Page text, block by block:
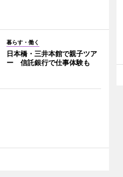
暮らす・働く
日本橋・三井本館で親子ツア
ー 信託銀行で仕事体験も